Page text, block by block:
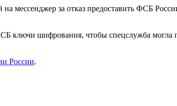
мессенджер за отказ предоставить ФСБ
ключи шифрования, чтобы спецслужба могла
России.